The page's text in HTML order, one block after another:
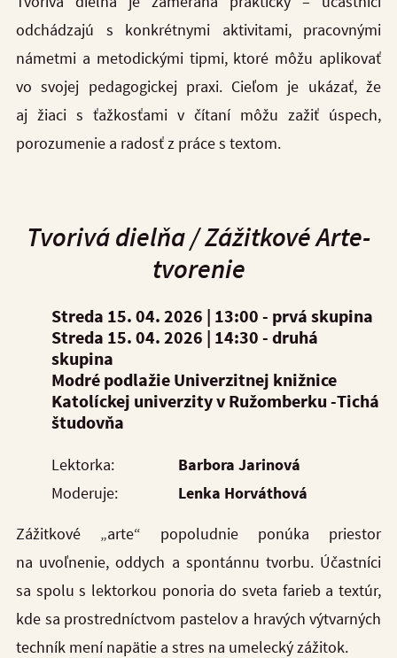
odchádzajú s konkrétnymi aktivitami, pracovnými
námetmi a metodickými tipmi, ktoré môžu aplikovať
vo svojej pedagogickej praxi. Cieľom je ukázať, že
aj žiaci s ťažkosťami v čítaní môžu zažiť úspech,
porozumenie a radosť z práce s textom.
Tvorivá dielňa /Zážitkové Arte-
tvorenie
Streda 15. 04. 2026 | 13:00 - prvá skupina
Streda 15. 04. 2026 | 14:30 - druhá
skupina
Modré podlažie Univerzitnej knižnice
Katolíckej univerzity v Ružomberku -Tichá
študovňa
Lektorka:
Barbora Jarinová
Moderuje:
Lenka Horváthová
Zážitkové „arte“ popoludnie ponúka priestor
na uvoľnenie, oddych a spontánnu tvorbu. Účastníci
sa spolu s lektorkou ponoria do sveta farieb a textúr,
kde sa prostredníctvom pastelov a hravých výtvarných
techník mení napätie a stres na umelecký zážitok.